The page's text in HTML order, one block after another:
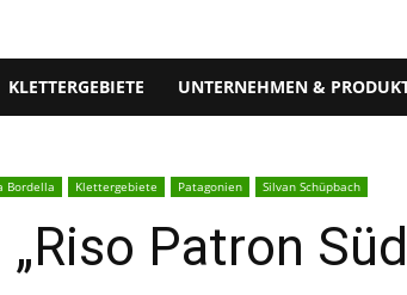
KLETTERGEBIETE UNTERNEHMEN &
Bordella Klettergebiete Patagonien Silvan Schüpbach
Patron